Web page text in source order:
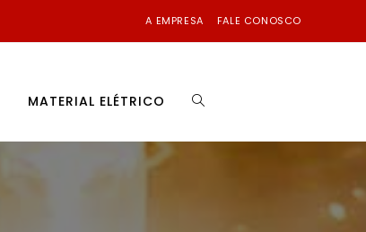
A EMPRESA FALE CONOSCO
MATERIAL ELÉTRICO